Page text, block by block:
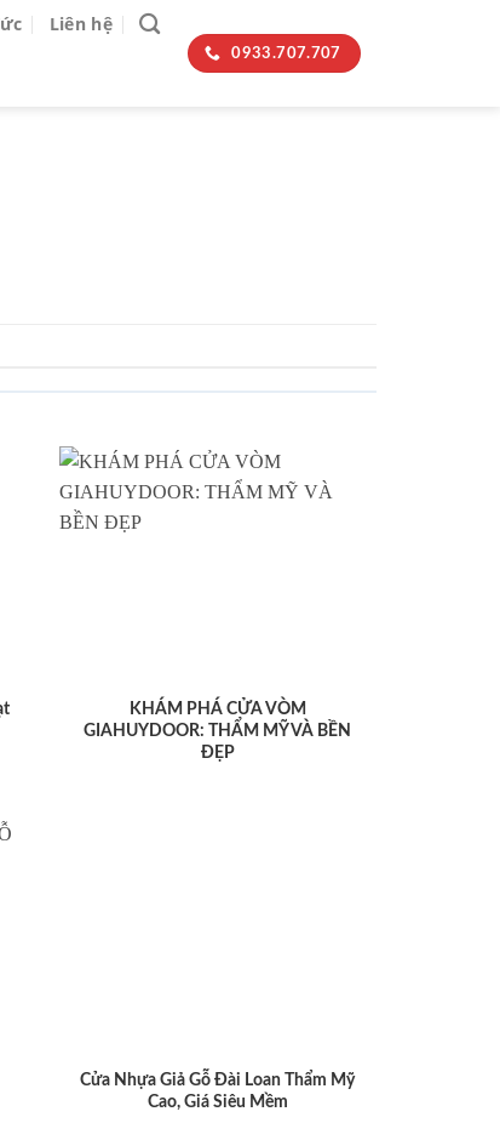
Liên hệ
0933.707.707
KHÁM PHÁ CỬA VÒM
GIAHUYDOOR: THẨM MỸ VÀ BỀN
ĐẸP
Cửa Nhựa Giả Gỗ Đài Loan Thẩm Mỹ
Cao, Giá Siêu Mềm